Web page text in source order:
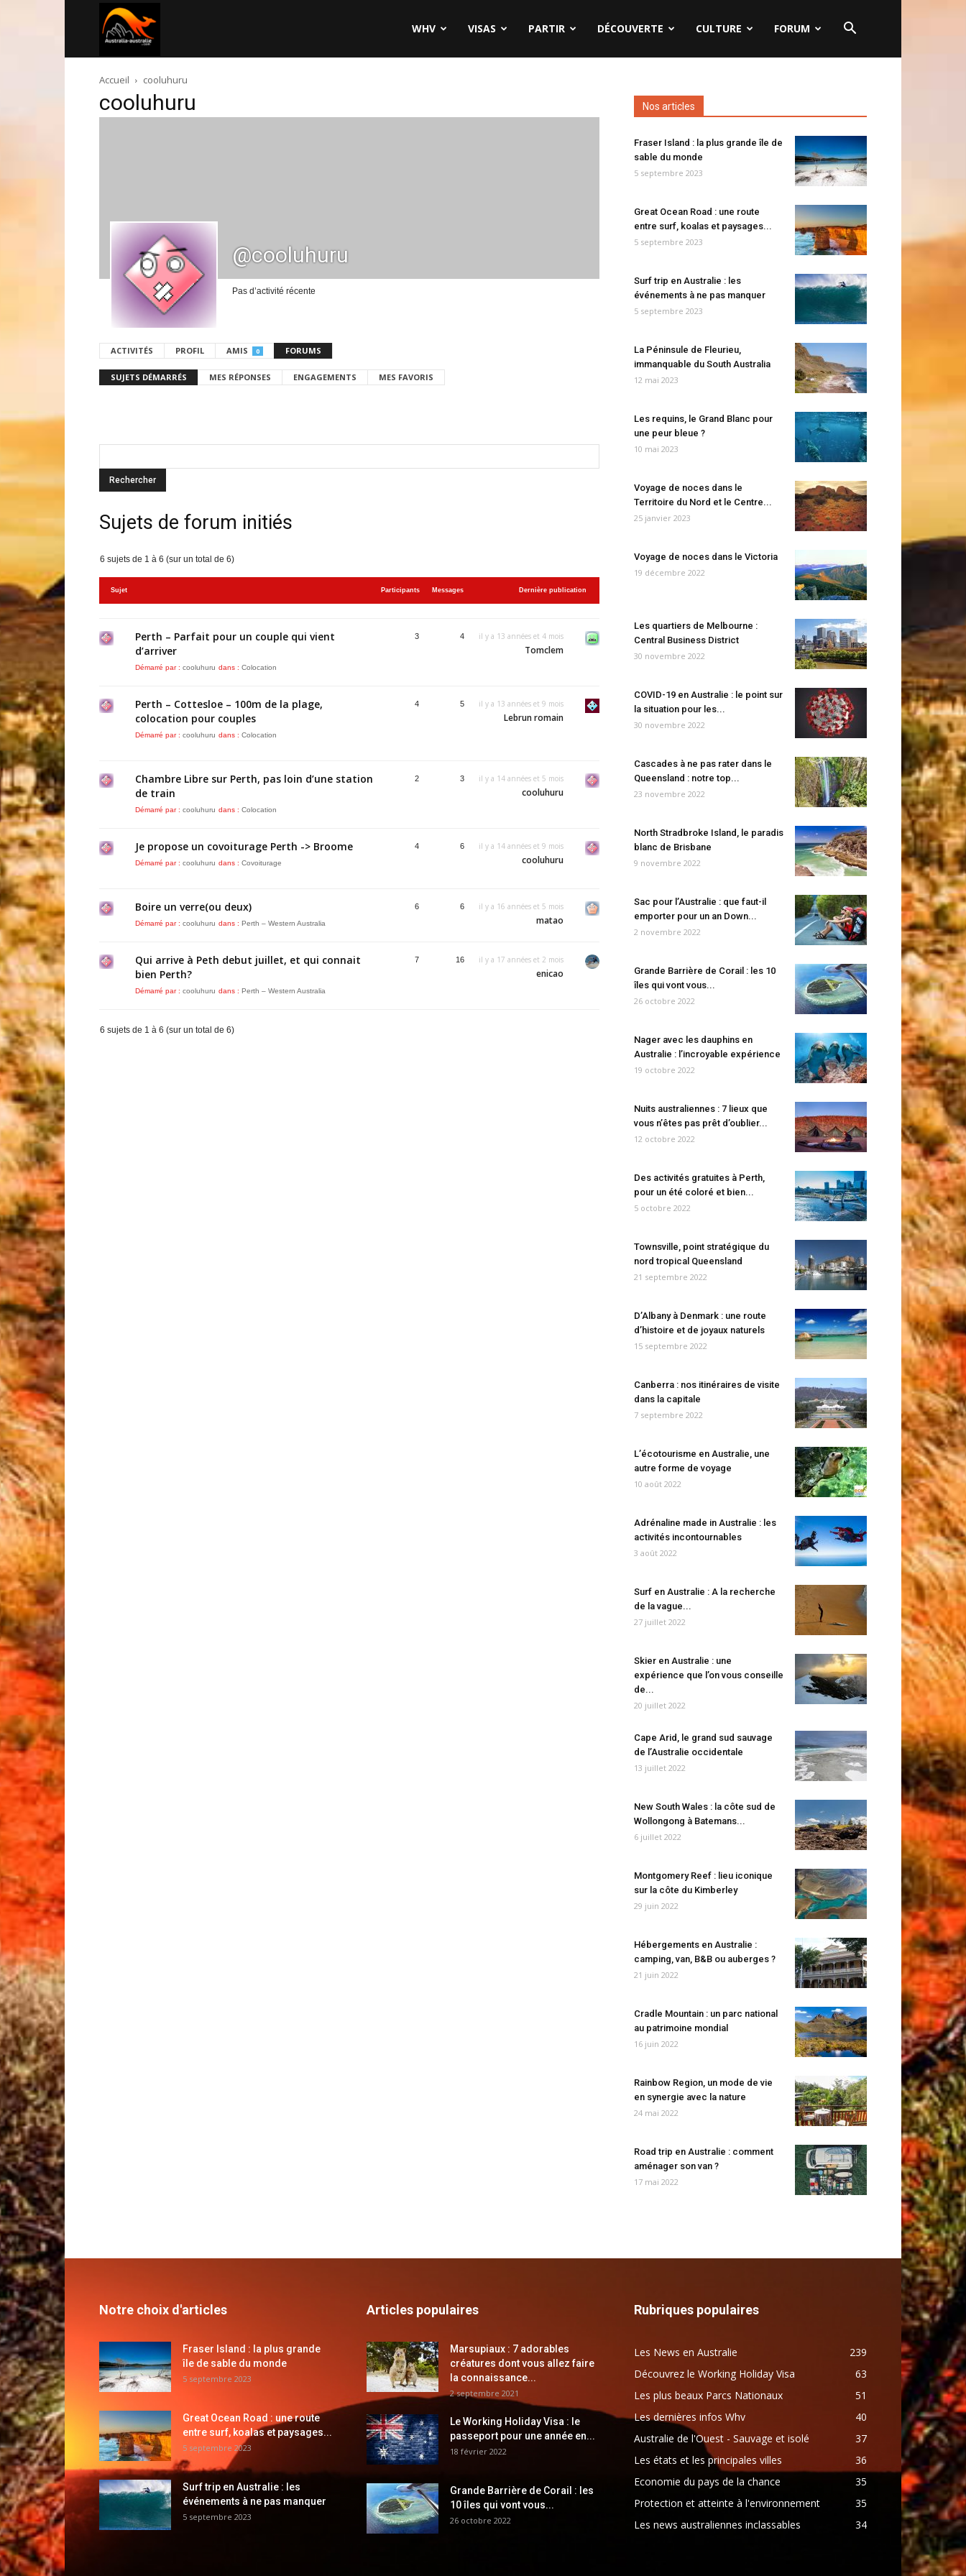
australie.com
WHV VISAS PARTIR DÉCOUVERTE CULTURE FORUM
Accueil cooluhuru
cooluhuru
@cooluhuru
Pas d’activité récente
ACTIVITÉS PROFIL AMIS 0 FORUMS
SUJETS DÉMARRÉS MES RÉPONSES ENGAGEMENTS MES FAVORIS
Sujets de forum initiés
6 sujets de 1 à 6 (sur un total de 6)
Sujet Participants Messages Dernière publication
Perth – Parfait pour un couple qui vient
d’arriver
Démarré par : cooluhuru dans : Colocation
3 4 il y a 13 années et 4 mois
Tomclem
Perth – Cottesloe – 100m de la plage,
colocation pour couples
Démarré par : cooluhuru dans : Colocation
4 5 il y a 13 années et 9 mois
Lebrun romain
Chambre Libre sur Perth, pas loin d’une station
de train
Démarré par : cooluhuru dans : Colocation
2 3 il y a 14 années et 5 mois
cooluhuru
Je propose un covoiturage Perth -> Broome
Démarré par : cooluhuru dans : Covoiturage
4 6 il y a 14 années et 9 mois
cooluhuru
Boire un verre(ou deux)
Démarré par : cooluhuru dans : Perth – Western Australia
6 6 il y a 16 années et 5 mois
matao
Qui arrive à Peth debut juillet, et qui connait
bien Perth?
Démarré par : cooluhuru dans : Perth – Western Australia
7 16 il y a 17 années et 2 mois
enicao
6 sujets de 1 à 6 (sur un total de 6)
Nos articles
Fraser Island : la plus grande île de
sable du monde
5 septembre 2023
Great Ocean Road : une route
entre surf, koalas et paysages...
5 septembre 2023
Surf trip en Australie : les
événements à ne pas manquer
5 septembre 2023
La Péninsule de Fleurieu,
immanquable du South Australia
12 mai 2023
Les requins, le Grand Blanc pour
une peur bleue ?
10 mai 2023
Voyage de noces dans le
Territoire du Nord et le Centre...
25 janvier 2023
Voyage de noces dans le Victoria
19 décembre 2022
Les quartiers de Melbourne :
Central Business District
30 novembre 2022
COVID-19 en Australie : le point sur
la situation pour les...
30 novembre 2022
Cascades à ne pas rater dans le
Queensland : notre top...
23 novembre 2022
North Stradbroke Island, le paradis
blanc de Brisbane
9 novembre 2022
Sac pour l’Australie : que faut-il
emporter pour un an Down...
2 novembre 2022
Grande Barrière de Corail : les 10
îles qui vont vous...
26 octobre 2022
Nager avec les dauphins en
Australie : l’incroyable expérience
19 octobre 2022
Nuits australiennes : 7 lieux que
vous n’êtes pas prêt d’oublier...
12 octobre 2022
Des activités gratuites à Perth,
pour un été coloré et bien...
5 octobre 2022
Townsville, point stratégique du
nord tropical Queensland
21 septembre 2022
D’Albany à Denmark : une route
d’histoire et de joyaux naturels
15 septembre 2022
Canberra : nos itinéraires de visite
dans la capitale
7 septembre 2022
L’écotourisme en Australie, une
autre forme de voyage
10 août 2022
Adrénaline made in Australie : les
activités incontournables
3 août 2022
Surf en Australie : A la recherche
de la vague...
27 juillet 2022
Skier en Australie : une
expérience que l’on vous conseille
de...
20 juillet 2022
Cape Arid, le grand sud sauvage
de l’Australie occidentale
13 juillet 2022
New South Wales : la côte sud de
Wollongong à Batemans...
6 juillet 2022
Montgomery Reef : lieu iconique
sur la côte du Kimberley
29 juin 2022
Hébergements en Australie :
camping, van, B&B ou auberges ?
21 juin 2022
Cradle Mountain : un parc national
au patrimoine mondial
16 juin 2022
Rainbow Region, un mode de vie
en synergie avec la nature
24 mai 2022
Road trip en Australie : comment
aménager son van ?
17 mai 2022
Notre choix d'articles
Fraser Island : la plus grande
île de sable du monde
5 septembre 2023
Great Ocean Road : une route
entre surf, koalas et paysages...
5 septembre 2023
Surf trip en Australie : les
événements à ne pas manquer
5 septembre 2023
Articles populaires
Marsupiaux : 7 adorables
créatures dont vous allez faire
la connaissance...
2 septembre 2021
Le Working Holiday Visa : le
passeport pour une année en...
18 février 2022
Grande Barrière de Corail : les
10 îles qui vont vous...
26 octobre 2022
Rubriques populaires
Les News en Australie
239
Découvrez le Working Holiday Visa
63
Les plus beaux Parcs Nationaux
51
Les dernières infos Whv
40
Australie de l'Ouest - Sauvage et isolé
37
Les états et les principales villes
36
Economie du pays de la chance
35
Protection et atteinte à l'environnement
35
Les news australiennes inclassables
34